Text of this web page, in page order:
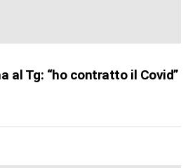
al Tg: “ho contratto il Covid”